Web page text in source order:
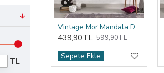
TL
Vintage Mor Mandala Duvar Örtüsü
439,90TL 599,90TL
Sepete Ekle